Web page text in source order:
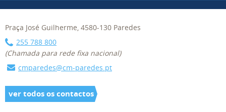
Praça José Guilherme, 4580-130 Paredes
255 788 800
(Chamada para rede fixa nacional)
cmparedes@cm-paredes.pt
ver todos os contactos